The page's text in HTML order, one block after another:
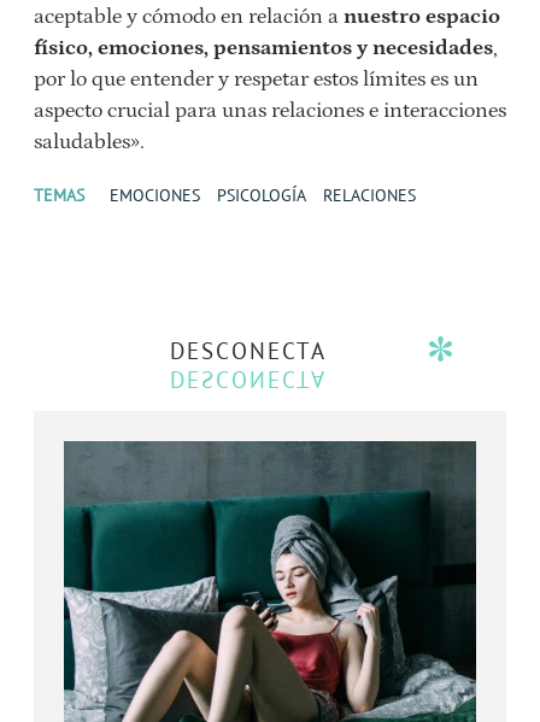
aceptable y cómodo en relación a nuestro espacio
físico, emociones, pensamientos y necesidades,
por lo que entender y respetar estos límites es un
aspecto crucial para unas relaciones e interacciones
saludables».
TEMAS EMOCIONES PSICOLOGÍA RELACIONES
DESCONECTA